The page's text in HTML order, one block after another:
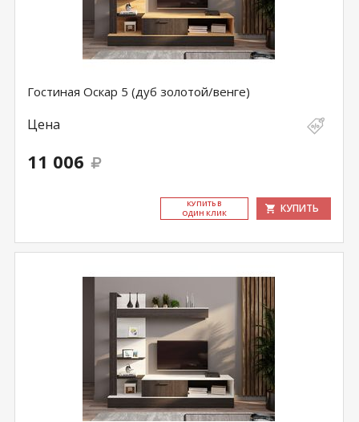
Гостиная Оскар 5 (дуб золотой/венге)
Цена
11 006
КУ­ПИТЬ В
ОДИН КЛИК
КУПИТЬ